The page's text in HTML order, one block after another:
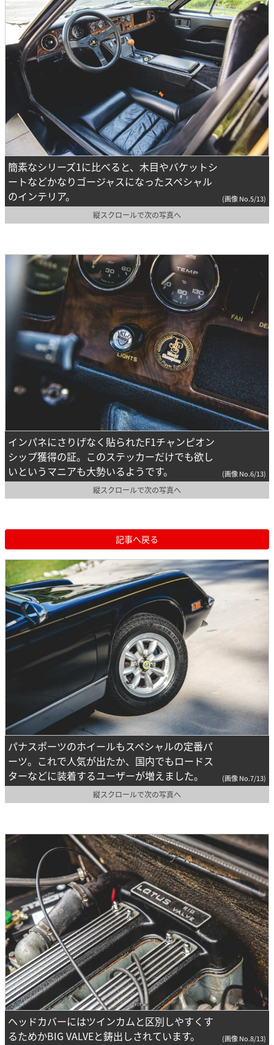
簡素なシリーズ1に比べると、木目やバケットシ
ートなどかなりゴージャスになったスペシャル
のインテリア。
(画像 No.5/13)
縦スクロールで次の写真へ
インパネにさりげなく貼られたF1チャンピオン
シップ獲得の証。このステッカーだけでも欲し
いというマニアも大勢いるようです。
(画像 No.6/13)
縦スクロールで次の写真へ
記事へ戻る
パナスポーツのホイールもスペシャルの定番パ
ーツ。これで人気が出たか、国内でもロードス
ターなどに装着するユーザーが増えました。
(画像 No.7/13)
縦スクロールで次の写真へ
ヘッドカバーにはツインカムと区別しやすくす
るためかBIG VALVEと鋳出しされています。
(画像 No.8/13)